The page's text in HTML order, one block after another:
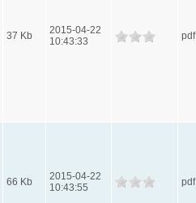
37 Kb
2015-04-22
10:43:33
pdf
66 Kb
2015-04-22
10:43:55
pdf